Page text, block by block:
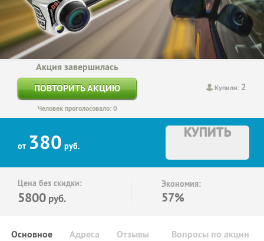
Купили: 2
Акция завершилась
ПОВТОРИТЬ АКЦИЮ
Человек проголосовало: 0
от 380 руб.
КУПИТЬ
Цена без скидки:
5800 руб.
Экономия:
57%
Основное Отзывы Вопросы по акции
Адреса